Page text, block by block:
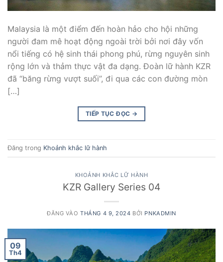
Malaysia là một điểm đến hoàn hảo cho hội những
người đam mê hoạt động ngoài trời bởi nơi đây vốn
nổi tiếng có hệ sinh thái phong phú, rừng nguyên sinh
rộng lớn và thảm thực vật đa dạng. Đoàn lữ hành KZR
đã “băng rừng vượt suối”, đi qua các con đường mòn
[…]
TIẾP TỤC ĐỌC →
Đăng trong Khoảnh khắc lữ hành
KHOẢNH KHẮC LỮ HÀNH
KZR Gallery Series 04
ĐĂNG VÀOTHÁNG 4 9, 2024 BỞI PNKADMIN
09
Th4